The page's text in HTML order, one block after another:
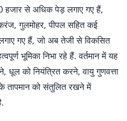
हजार से अधिक पेड़ लगाए गए हैं,
गुलमोहर, पीपल सहित कई
गए हैं, जो अब तेजी से विकसित
भूमिका निभा रहे हैं. वर्तमान में यह
धूल को नियंत्रित करने, वायु गुणवत्ता
तापमान को संतुलित रखने में